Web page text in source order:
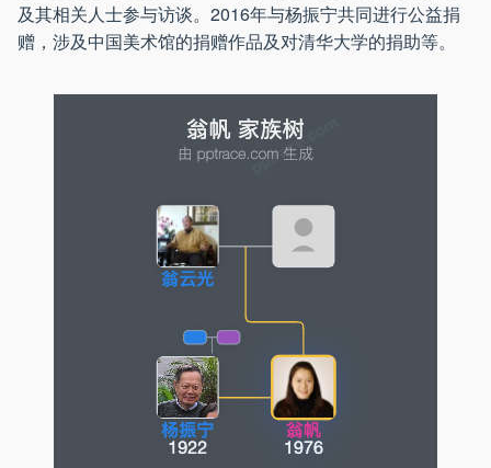
及其相关人士参与访谈。2016年与杨振宁共同进行公益捐
赠，涉及中国美术馆的捐赠作品及对清华大学的捐助等。